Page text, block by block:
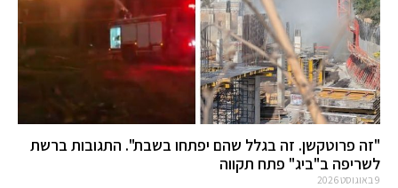
"זה פרוטקשן. זה בגלל שהם יפתחו בשבת". התגובות ברשת
לשריפה ב"ביג" פתח תקווה
9 באוגוסט 2026